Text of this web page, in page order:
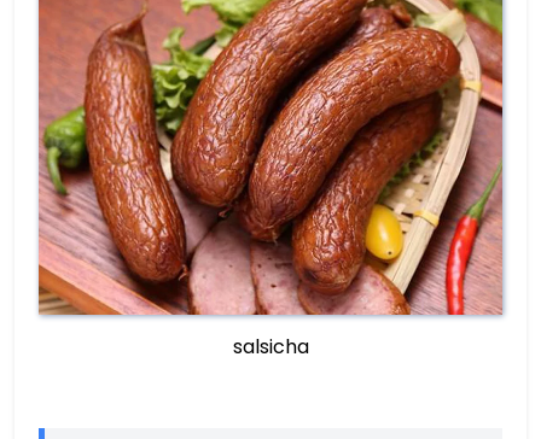
salsicha